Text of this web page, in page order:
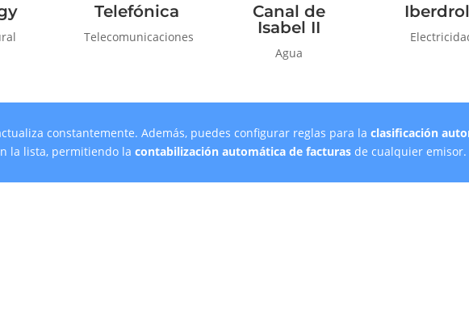
Telefónica
Telecomunicaciones
Canal de
Isabel II
Agua
constantemente. Además, puedes configurar reglas para la clasificación
la lista, permitiendo la contabilización automática de facturasde cualquier emisor.